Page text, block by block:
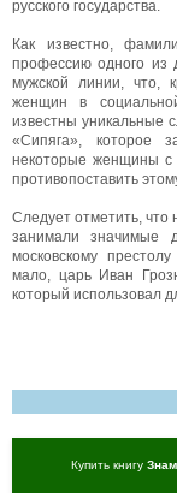
русского государства.
Как известно,
профессию одного из
мужской линии, что,
женщин в
известны уникальные
«Сипяга», которое
некоторые женщины с
противопоставить
Следует отметить, что
занимали значимые
московскому
мало, царь Иван
который использовал
Купить книгу